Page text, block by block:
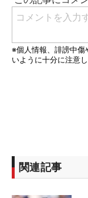
関連記事